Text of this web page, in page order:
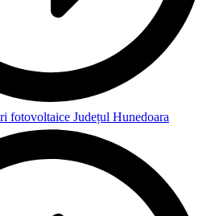
fotovoltaice Județul Hunedoara